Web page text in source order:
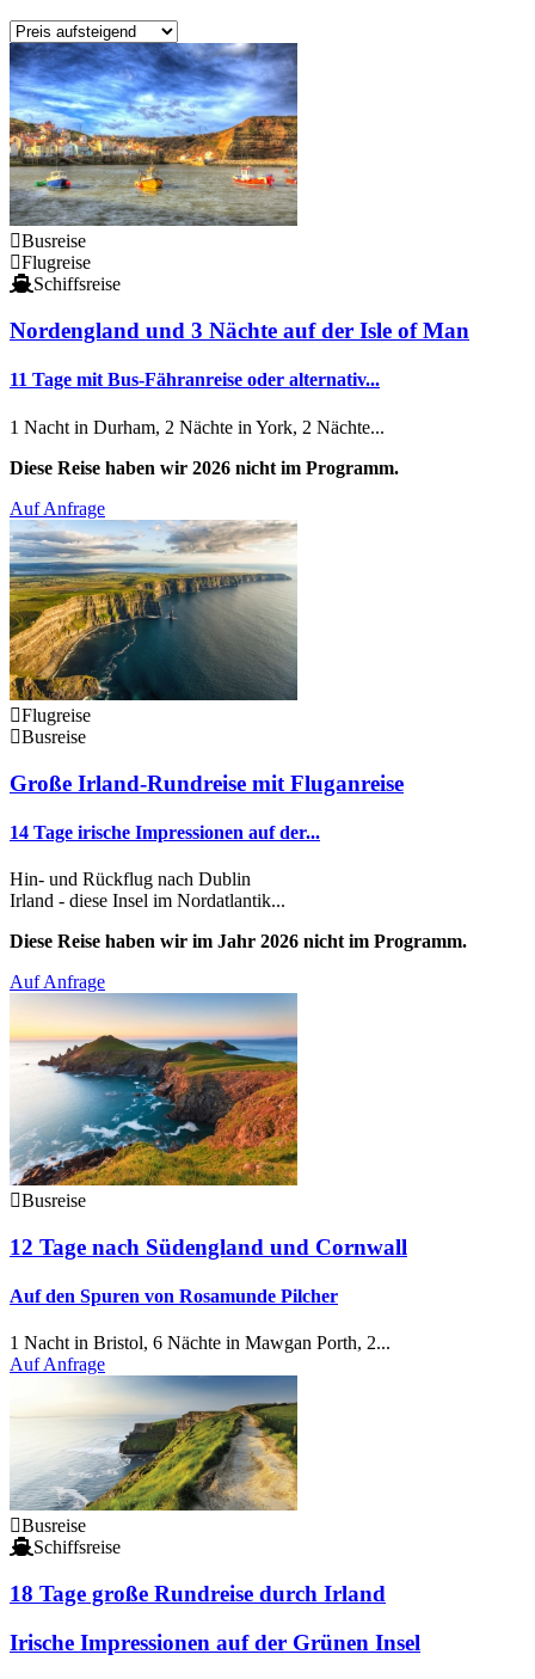
Busreise
Flugreise
Schiffsreise
Nordengland und 3 Nächte auf der Isle of Man
11 Tage mit Bus-Fähranreise oder alternativ...
1 Nacht in Durham, 2 Nächte in York, 2 Nächte...
Diese Reise haben wir 2026 nicht im Programm.
Auf Anfrage
Flugreise
Busreise
Große Irland-Rundreise mit Fluganreise
14 Tage irische Impressionen auf der...
Hin- und Rückflug nach Dublin
Irland - diese Insel im Nordatlantik...
Diese Reise haben wir im Jahr 2026 nicht im Programm.
Auf Anfrage
Busreise
12 Tage nach Südengland und Cornwall
Auf den Spuren von Rosamunde Pilcher
1 Nacht in Bristol, 6 Nächte in Mawgan Porth, 2...
Auf Anfrage
Busreise
Schiffsreise
18 Tage große Rundreise durch Irland
Irische Impressionen auf der Grünen Insel